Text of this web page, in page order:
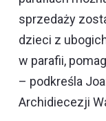
sprzedaży
dzieci z
w parafii,
– podkreśla
Archidiecezji